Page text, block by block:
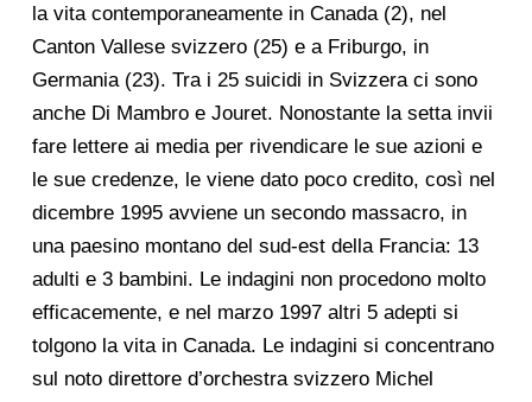
la vita contemporaneamente in Canada (2), nel
Canton Vallese svizzero (25) e a Friburgo, in
Germania (23). Tra i 25 suicidi in Svizzera ci sono
anche Di Mambro e Jouret. Nonostante la setta invii
fare lettere ai media per rivendicare le sue azioni e
le sue credenze, le viene dato poco credito, così nel
dicembre 1995 avviene un secondo massacro, in
una paesino montano del sud-est della Francia: 13
adulti e 3 bambini. Le indagini non procedono molto
efficacemente, e nel marzo 1997 altri 5 adepti si
tolgono la vita in Canada. Le indagini si concentrano
sul noto direttore d’orchestra svizzero Michel